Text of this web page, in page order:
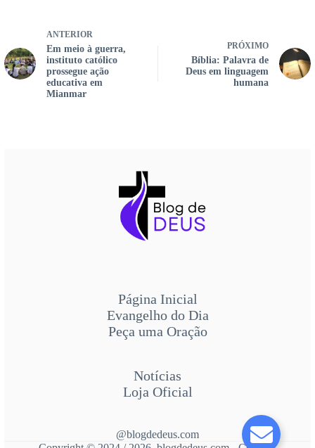
ANTERIOR
Em meio à guerra,
instituto católico
prossegue ação
educativa em
Mianmar
PRÓXIMO
Bíblia: Palavra de
Deus em linguagem
humana
Página Inicial
Evangelho do Dia
Peça uma Oração
Notícias
Loja Oficial
@blogdedeus.com